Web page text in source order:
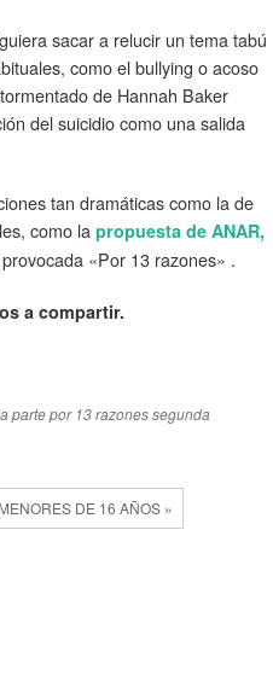
sacar a relucir un tema tabú
como el bullying o acoso
de Hannah Baker
del suicidio como una salida
tan dramáticas como la de
como la propuesta de ANAR,
«Por 13 razones» .
a compartir.
partepor 13 razones segunda
DE 16 AÑOS »